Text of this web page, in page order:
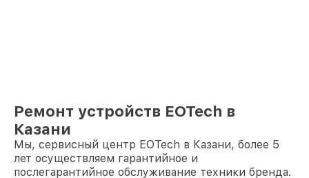
Ремонт устройств EOTech в
Казани
Мы, сервисный центр EOTech в Казани, более 5
лет осуществляем гарантийное и
послегарантийное обслуживание техники бренда.